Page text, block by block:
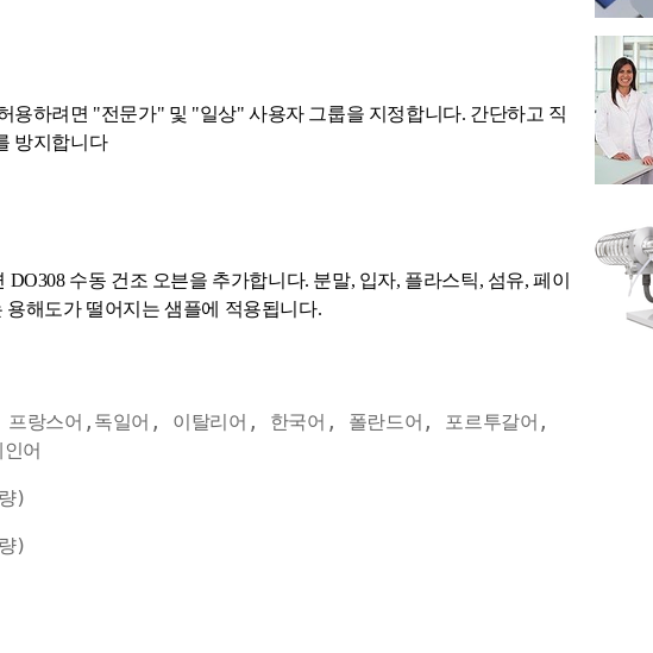
용하려면 "전문가" 및 "일상" 사용자 그룹을 지정합니다. 간단하고 직
방지합니다
수동 건조 오븐을 추가합니다. 분말, 입자, 플라스틱, 섬유, 페이
용해도가 떨어지는 샘플에 적용됩니다.
랑스어,독일어, 이탈리어, 한국어, 폴란드어, 포르투갈어,
어
)
)